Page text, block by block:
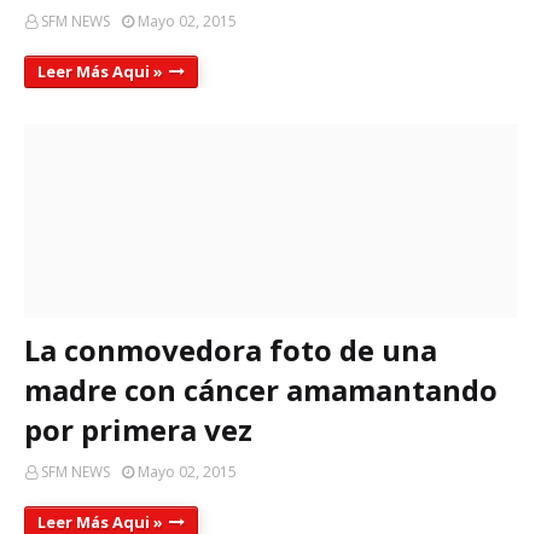
SFM NEWS Mayo 02, 2015
Leer Más Aqui »
La conmovedora foto de una
madre con cáncer amamantando
por primera vez
SFM NEWS Mayo 02, 2015
Leer Más Aqui »